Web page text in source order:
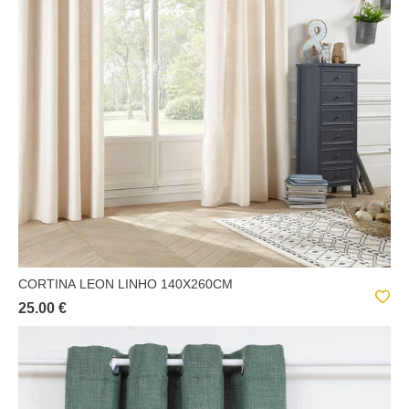
CORTINA LEON LINHO 140X260CM
25.00 €